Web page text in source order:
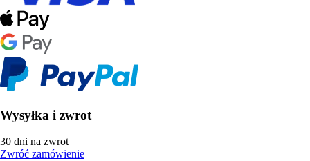
Wysyłka i zwrot
30 dni na zwrot
Zwróć zamówienie